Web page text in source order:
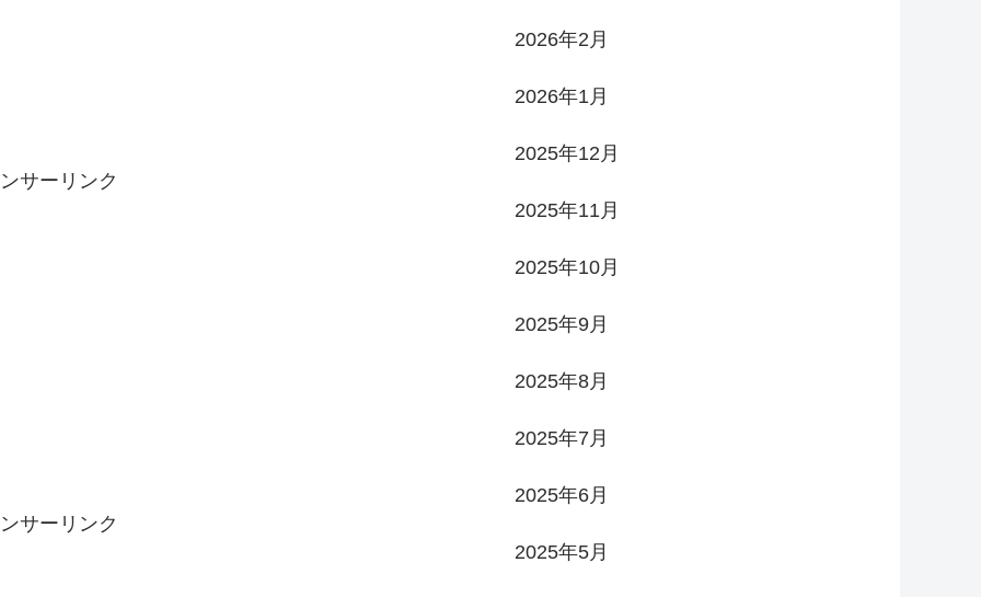
サーリンク
サーリンク
2026年2月
2026年1月
2025年12月
2025年11月
2025年10月
2025年9月
2025年8月
2025年7月
2025年6月
2025年5月